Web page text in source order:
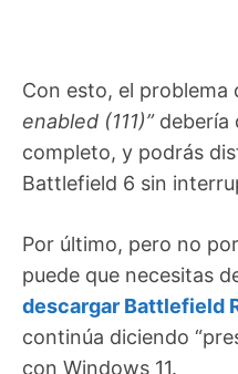
Con esto, el problema
enabled (111)”debería
completo, y podrás
Battlefield 6 sin
Por último, pero no
puede que necesitas
descargar Battlefield
continúa diciendo
con Windows 11.